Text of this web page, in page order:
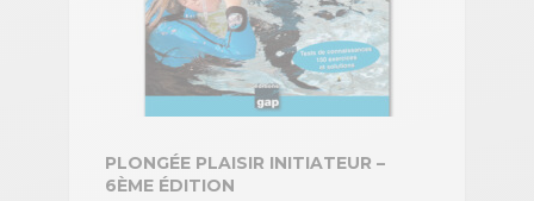
PLONGÉE PLAISIR INITIATEUR –
6ÈME ÉDITION